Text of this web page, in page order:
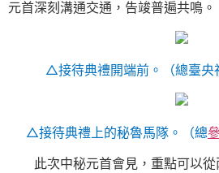
元首深刻溝通交通，告竣普遍共鳴。
△接待典禮開端前。（總臺央
△接待典禮上的秘魯馬隊。（總
此次中秘元首會見，重點可以